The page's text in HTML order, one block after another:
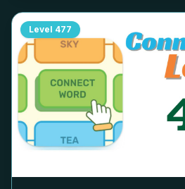
Level 477